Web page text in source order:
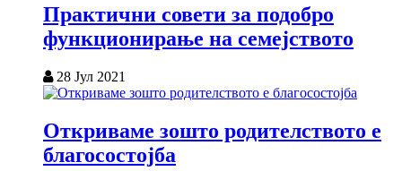
Практични совети за подобро
функционирање на семејството
28 Јул 2021
Откриваме зошто родителството е
благосостојба